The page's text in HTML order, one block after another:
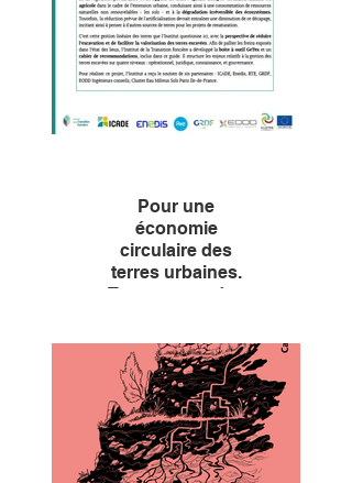
Pour une
économie
circulaire des
terres urbaines.
Terres excavées
éviter, réduire,
valoriser.
C’est cette gestion linéaire des
terres que l’Institut questionne
ici, avec la perspective de
réduire
l’excavation et de faciliter la
valorisation des terres